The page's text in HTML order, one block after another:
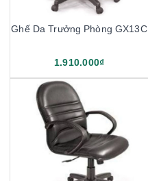
Ghế Da Trưởng Phòng GX13C
1.910.000₫